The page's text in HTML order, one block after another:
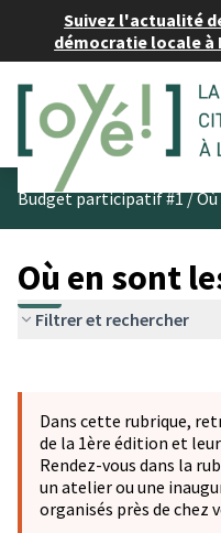
Suivez l'actualité
démocratie locale à
Budget participatif #1/
Où en sont
Filtrer et rechercher
−
Dans cette rubrique,
de la 1ère édition et
Rendez-vous dans la
un atelier ou une
organisés près de chez